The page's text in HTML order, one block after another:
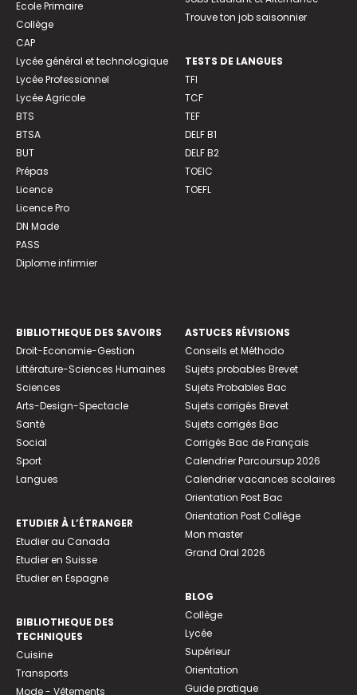
Ecole Primaire
Collège
CAP
Lycée général et technologique
Lycée Professionnel
Lycée Agricole
BTS
BTSA
BUT
Prépas
Licence
Licence Pro
DN Made
PASS
Diplome infirmier
Trouve ton job saisonnier
TESTS DE LANGUES
TFI
TCF
TEF
DELF B1
DELF B2
TOEIC
TOEFL
BIBLIOTHEQUE DES SAVOIRS
Droit-Economie-Gestion
Littérature-Sciences Humaines
Sciences
Arts-Design-Spectacle
Santé
Social
Sport
Langues
ETUDIER À L’ÉTRANGER
Etudier au Canada
Etudier en Suisse
Etudier en Espagne
BIBLIOTHEQUE DES
TECHNIQUES
Cuisine
Transports
Mode - Vêtements
ASTUCES RÉVISIONS
Conseils et Méthodo
Sujets probables Brevet
Sujets Probables Bac
Sujets corrigés Brevet
Sujets corrigés Bac
Corrigés Bac de Français
Calendrier Parcoursup 2026
Calendrier vacances scolaires
Orientation Post Bac
Orientation Post Collège
Mon master
Grand Oral 2026
BLOG
Collège
Lycée
Supérieur
Orientation
Guide pratique